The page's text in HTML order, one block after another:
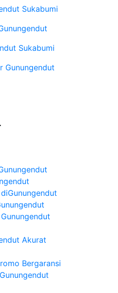
Sukabumi
Sukabumi
Gunungendut
Akurat
Bergaransi